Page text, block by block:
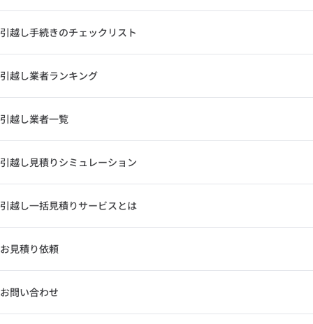
引越し手続きのチェックリスト
引越し業者ランキング
引越し業者一覧
引越し見積りシミュレーション
引越し一括見積りサービスとは
お見積り依頼
お問い合わせ